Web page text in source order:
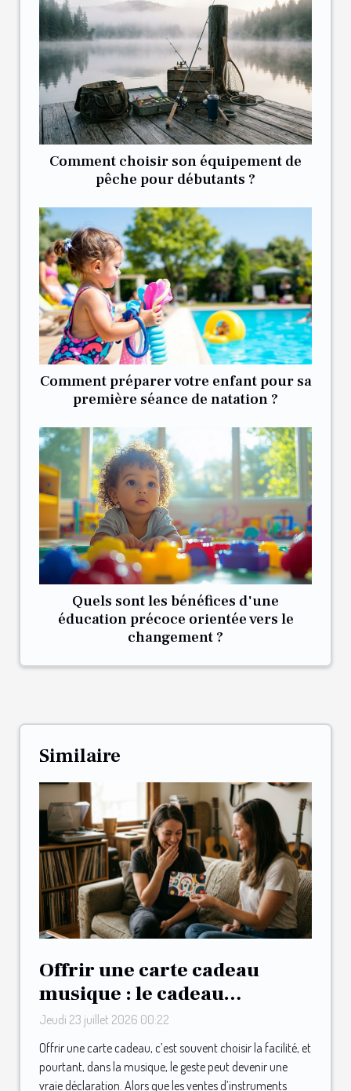
Comment choisir son équipement de
pêche pour débutants ?
Comment préparer votre enfant pour sa
première séance de natation ?
Quels sont les bénéfices d'une
éducation précoce orientée vers le
changement ?
Similaire
Offrir une carte cadeau
musique : le cadeau
inattendu qui surprend les
mélomanes
Jeudi 23 juillet 2026 00:22
Offrir une carte cadeau, c’est souvent choisir la facilité, et
pourtant, dans la musique, le geste peut devenir une
vraie déclaration. Alors que les ventes d’instruments